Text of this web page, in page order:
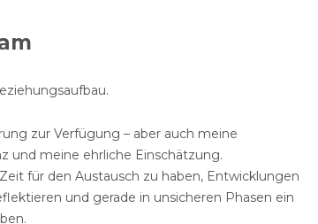
zur Verfügung – aber auch meine
und meine ehrliche Einschätzung.
für den Austausch zu haben, Entwicklungen
und gerade in unsicheren Phasen ein